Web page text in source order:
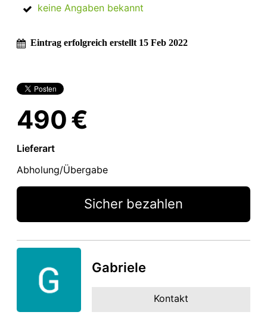
keine Angaben bekannt
Eintrag erfolgreich erstellt 15 Feb 2022
490 €
Lieferart
Abholung/Übergabe
Sicher bezahlen
Gabriele
Kontakt